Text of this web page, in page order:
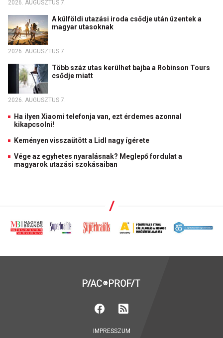
2026. AUGUSZTUS 7.
A külföldi utazási iroda csődje után üzentek a
magyar utasoknak
2026. AUGUSZTUS 7.
Több száz utas kerülhet bajba a Robinson Tours
csődje miatt
2026. AUGUSZTUS 7.
Ha ilyen Xiaomi telefonja van, ezt érdemes azonnal
kikapcsolni!
Keményen visszaütött a Lidl nagy ígérete
Vége az egyhetes nyaralásnak? Meglepő fordulat a
magyarok utazási szokásaiban
IMPRESSZUM